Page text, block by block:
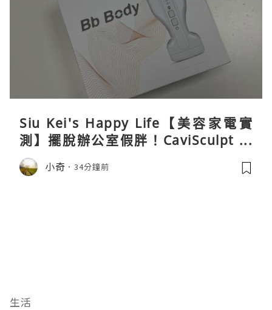
Siu Kei's Happy Life【美容家電實
測】擺脫辦公室假胖！CaviSculpt 新
一代72W高能超聲波體雕儀親身試用＆
真實評價
小奇 34分鐘前
生活